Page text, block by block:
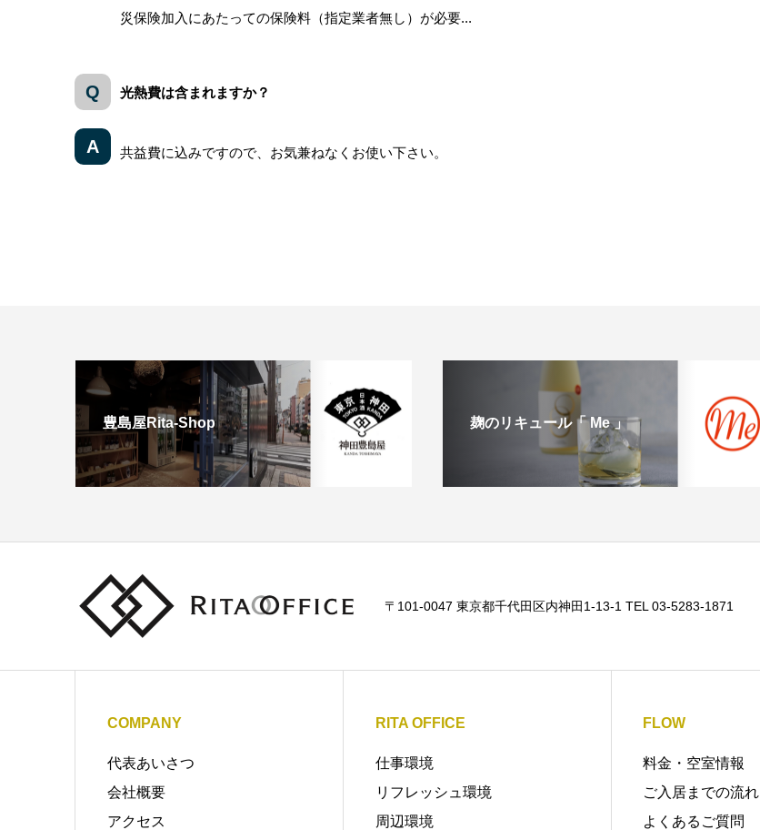
災保険加入にあたっての保険料（指定業者無し）が必要...
光熱費は含まれますか？
共益費に込みですので、お気兼ねなくお使い下さい。
豊島屋Rita-Shop 麹のリキュール「 Me 」
〒101-0047 東京都千代田区内神田1-13-1 TEL 03-5283-1871
COMPANY
代表あいさつ
会社概要
アクセス
RITA OFFICE
仕事環境
リフレッシュ環境
周辺環境
FLOW
料金・空室情報
ご入居までの流れ
よくあるご質問